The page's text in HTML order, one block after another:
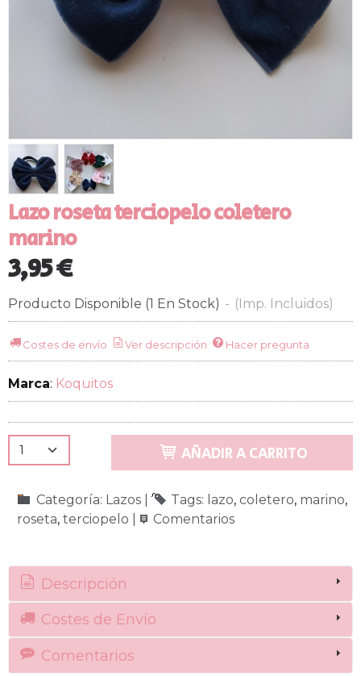
Lazo roseta terciopelo coletero
marino
3,95 €
Producto Disponible (1 En Stock) - (Imp. Incluidos)
Costes de envío Ver descripción Hacer pregunta
Marca: Koquitos
AÑADIR A CARRITO
Categoría: Lazos Tags: lazo coletero marino
roseta terciopelo Comentarios
Descripción
Costes de Envío
Comentarios